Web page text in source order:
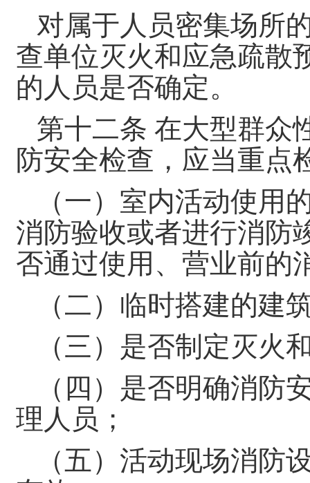
对属于人员密集场所
查单位灭火和应急疏散
的人员是否确定。
第十二条 在大型群众
防安全检查，应当重点
（一）室内活动使用
消防验收或者进行消防
否通过使用、营业前的
（二）临时搭建的建
（三）是否制定灭火
（四）是否明确消防
理人员；
（五）活动现场消防